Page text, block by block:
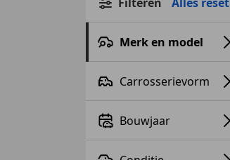
Merk en model
Carrosserievorm
Bouwjaar